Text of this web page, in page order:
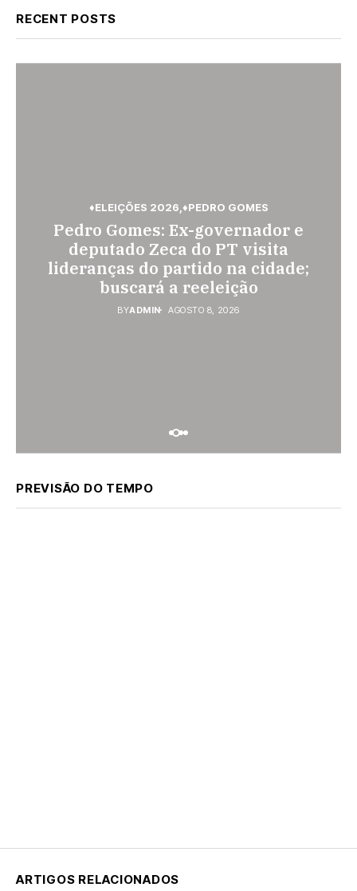
RECENT POSTS
♦PEDRO GOMES
Pedro Gomes: URGENTE: Jovem é
morto na região do Cascalho;
polícia no local
AGOSTO 8, 2026
♦ELEIÇÕES 2026 ♦PEDRO GOMES
Pedro Gomes: Ex-governador e
deputado Zeca do PT visita
lideranças do partido na cidade;
buscará a reeleição
BYADMIN AGOSTO 8, 2026
♦ESPORTES
Vini Jr. torna-se o brasileiro mais
bem pago; veja o top 10
BYADMIN AGOSTO 7, 2026
PREVISÃO DO TEMPO
ARTIGOS RELACIONADOS